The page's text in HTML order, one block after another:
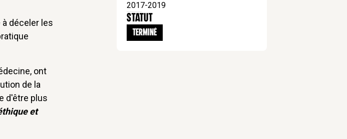
à déceler les
ont
de la
d'être plus
et
2017-2019
statut
TERMINÉ